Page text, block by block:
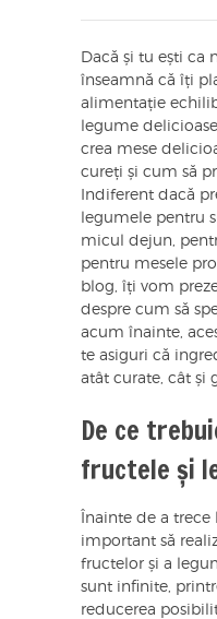
Dacă și tu ești ca
înseamnă că îți
alimentație
legume
crea mese
cureți și cum să
Indiferent dacă
legumele pentru
micul dejun,
pentru mesele
blog, îți vom
despre cum să
acum înainte,
te asiguri că
atât curate, cât și
De ce
fructele și
Înainte de a trece
important să
fructelor și a
sunt infinite,
reducerea